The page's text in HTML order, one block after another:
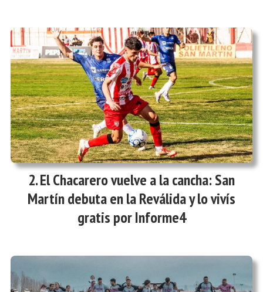
El Chacarero vuelve a la cancha: San
Martín debuta en la Reválida y lo vivís
gratis por Informe4